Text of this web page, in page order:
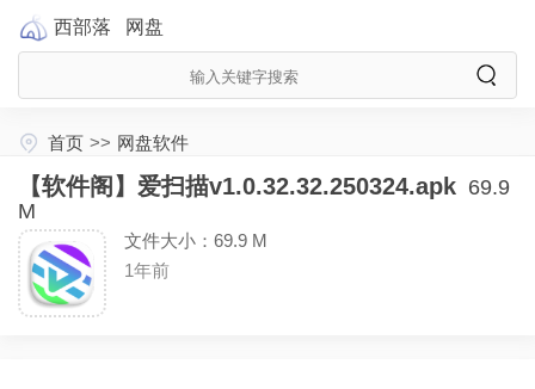
西部落 网盘
首页 >> 网盘软件
【软件阁】爱扫描v1.0.32.32.250324.apk 69.9
M
文件大小：69.9 M
1年前